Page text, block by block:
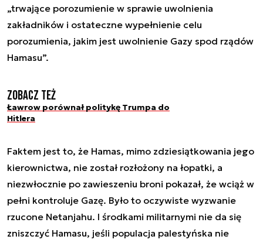
„trwające porozumienie w sprawie uwolnienia
zakładników i ostateczne wypełnienie celu
porozumienia, jakim jest uwolnienie Gazy spod rządów
Hamasu”.
Zobacz też
Ławrow porównał politykę Trumpa do
Hitlera
Faktem jest to, że Hamas, mimo zdziesiątkowania jego
kierownictwa, nie został rozłożony na łopatki, a
niezwłocznie po zawieszeniu broni pokazał, że wciąż w
pełni kontroluje Gazę. Było to oczywiste wyzwanie
rzucone Netanjahu. I środkami militarnymi nie da się
zniszczyć Hamasu, jeśli populacja palestyńska nie